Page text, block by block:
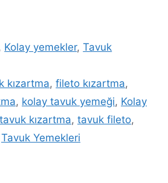
Kolay yemekler,Tavuk
kızartma,fileto kızartma,
, kolay tavuk yemeği, Kolay
kızartma, tavuk fileto,
Tavuk Yemekleri